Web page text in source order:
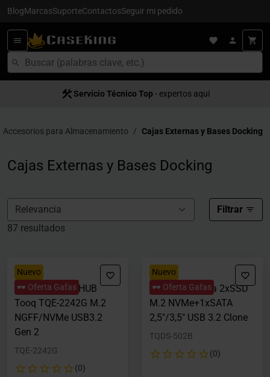
BlogMarcasSuporteContactosSeguir mi pedido
Entrega en 24/48h- para España
Servício Técnico Top - expertos aquí
Accesorios para Almacenamiento Cajas Externas y Bases Docking
Cajas Externas y Bases Docking
Filtrar
87 resultados
Nuevo
🕶️ Oferta Gafas
Caja SSD com HUB
Tooq TQE-2242G M.2
NGFF/NVMe USB3.2
Gen 2
TQE-2242G
(0)
Nuevo
🕶️ Oferta Gafas
Dock Tooq para 2xSSD
M.2 NVMe+1xSATA
2,5"/3,5" USB 3.2 Clone
TQDS-502B
(0)